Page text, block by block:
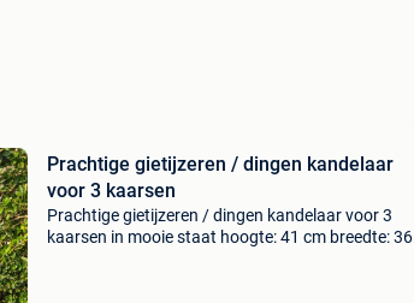
Prachtige gietijzeren / dingen kandelaar
voor 3 kaarsen
Prachtige gietijzeren / dingen kandelaar voor 3
kaarsen in mooie staat hoogte: 41 cm breedte: 36